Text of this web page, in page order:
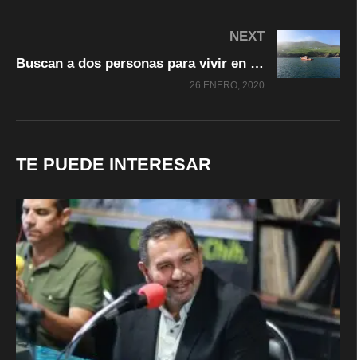
NEXT
Buscan a dos personas para vivir en una isla de Irlanda con todo pago
26 ENERO, 2020
TE PUEDE INTERESAR